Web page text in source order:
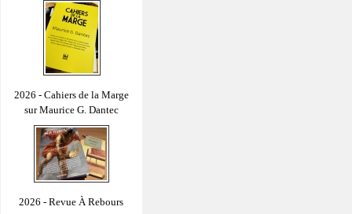
2026 - Cahiers de la Marge
sur Maurice G. Dantec
2026 - Revue À Rebours